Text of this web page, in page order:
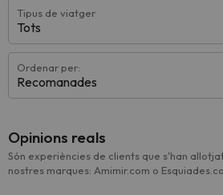
Tipus de viatger
Tots
Ordenar per:
Recomanades
Opinions reals
Són experiències de clients que s'han
nostres marques: Amimir.com o